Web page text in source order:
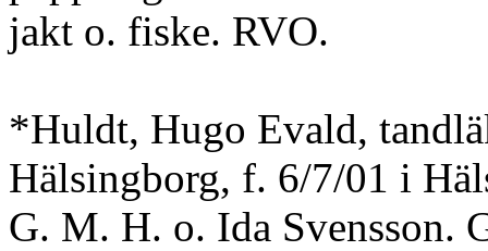
jakt o. fiske. RVO.
*Huldt, Hugo Evald,
Hälsingborg, f. 6/7/01 i
G. M. H. o. Ida Svensson.